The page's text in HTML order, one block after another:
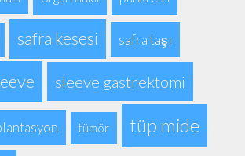
safra kesesi safra taşı
sleeve gastrektomi
tümör tüp mide